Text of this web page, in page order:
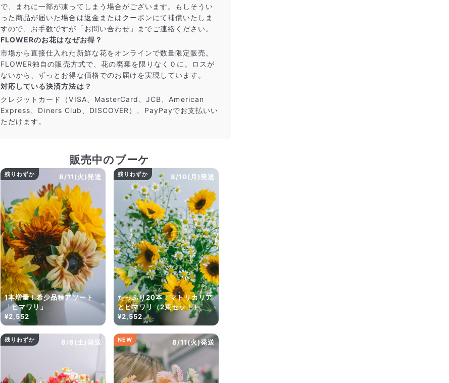
写真と同じものが届く？
商品ページに掲載している写真は、実際にお届けする商品を撮
影したものです。お花は生き物なので、どうしても色味やサイ
ズ・咲き方に個体差はありますが、できるだけ写真のイメージ
に近いものをお届けできるように人の目でチェックをしていま
す。
よくある質問
Q. 毎月自動でお花が届くサービスですか？
いいえ、毎月自動でお届けするサービスではありません。好きな時
に好きな花をご注文いただけます。
Q. 配送できないエリアはありますか？
ただいま沖縄・離島エリアへの配送には対応しておりません。ご了
承ください。
Q. 配送日時は指定できますか？
お花をベストなタイミングで発送しているため、お届け日の指定は
できません。受け取り時間帯は、発送後にクロネコヤマトのアプリ
Q. 注文後にキャンセルできますか？
で、まれに一部が凍ってしまう場合がございます。もしそうい
った商品が届いた場合は返金またはクーポンにて補償いたしま
すので、お手数ですが「お問い合わせ」までご連絡ください。
FLOWERのお花はなぜお得？
市場から直接仕入れた新鮮な花をオンラインで数量限定販売。
FLOWER独自の販売方式で、花の廃棄を限りなく０に。ロスが
ないから、ずっとお得な価格でのお届けを実現しています。
対応している決済方法は？
クレジットカード（VISA、MasterCard、JCB、American
Express、Diners Club、DISCOVER）、PayPayでお支払いい
ただけます。
販売中のブーケ
8/11(火)発送
残りわずか
1本増量！希少品種アソート
「ヒマワリ」
¥2,552
8/10(月)発送
残りわずか
たっぷり20本！マトリカリア
とヒマワリ（2束セット）
¥2,552
8/8(土)発送
残りわずか 8/11(火)発送
NEW